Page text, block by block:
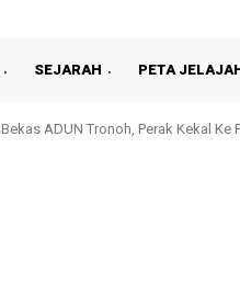
SEJARAH PETA
Bekas ADUN Tronoh, Perak Kekal Ke